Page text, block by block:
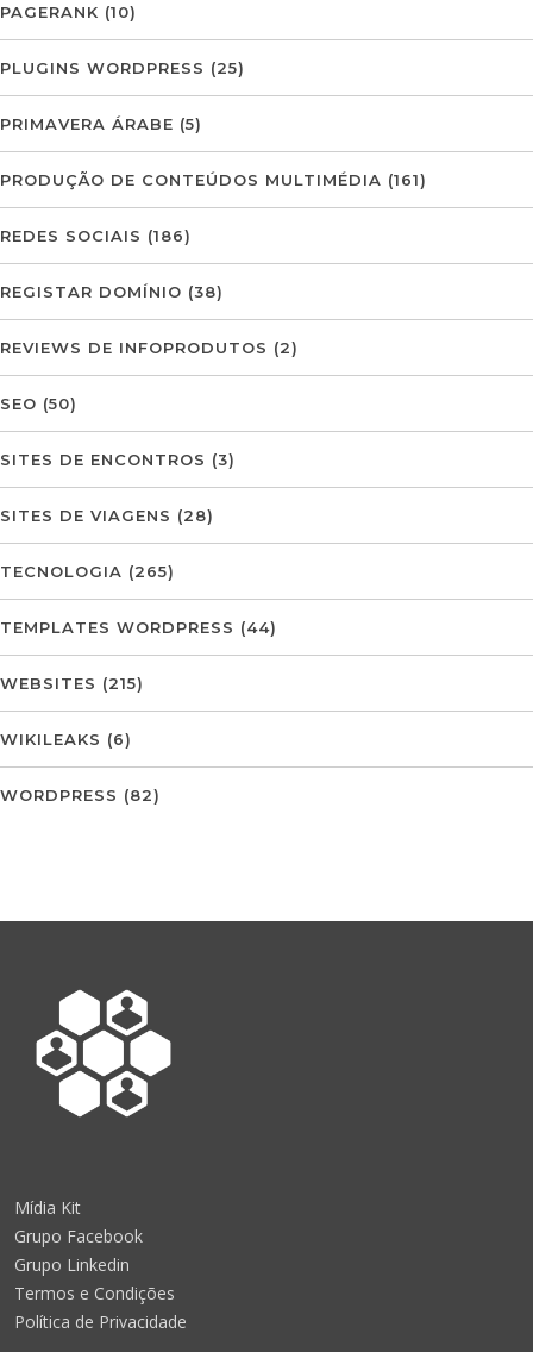
PAGERANK (10)
PLUGINS WORDPRESS (25)
PRIMAVERA ÁRABE (5)
PRODUÇÃO DE CONTEÚDOS MULTIMÉDIA (161)
REDES SOCIAIS (186)
REGISTAR DOMÍNIO (38)
REVIEWS DE INFOPRODUTOS (2)
SEO (50)
SITES DE ENCONTROS (3)
SITES DE VIAGENS (28)
TECNOLOGIA (265)
TEMPLATES WORDPRESS (44)
WEBSITES (215)
WIKILEAKS (6)
WORDPRESS (82)
Mídia Kit
Grupo Facebook
Grupo Linkedin
Termos e Condições
Política de Privacidade